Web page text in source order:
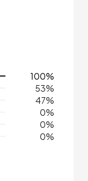
100%
53%
47%
0%
0%
0%